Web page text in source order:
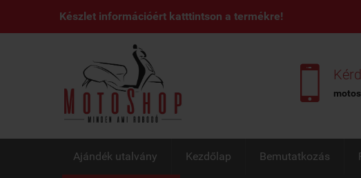
Készlet információért katttintson a termékre!

Ajándék utalvány Kezdőlap Bemutatkozás